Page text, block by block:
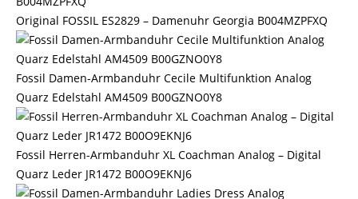
Original FOSSIL ES2829 – Damenuhr Georgia B004MZPFXQ
Fossil Damen-Armbanduhr Cecile Multifunktion Analog
Quarz Edelstahl AM4509 B00GZNO0Y8
Fossil Herren-Armbanduhr XL Coachman Analog – Digital
Quarz Leder JR1472 B00O9EKNJ6